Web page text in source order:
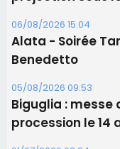
31/07/2026 08:24
Tennis - Début
RCPV
31/07/2026 08:22
82ème
Commandant